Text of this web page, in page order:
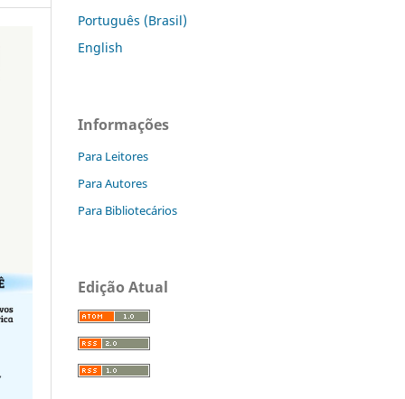
Português (Brasil)
English
Informações
Para Leitores
Para Autores
Para Bibliotecários
Edição Atual